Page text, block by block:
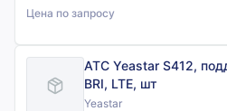
Цена по запросу
АТС Yeastar S412,
BRI, LTE, шт
Yeastar